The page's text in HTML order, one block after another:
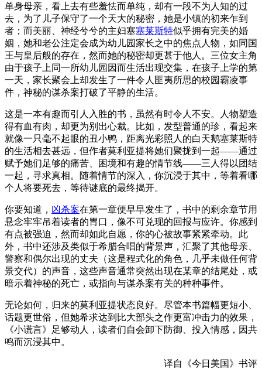
单身母亲，看上去有些羞怯而单纯，却有一段不为人知的过
去，为了儿子保守了一个天大的秘密，她是小镇的初来乍到
者；而美丽、神经兮兮的主妇塞塞莱斯特似乎拥有完美的婚
姻，她和老公注定会成为幼儿园家长之中的焦点人物，如同国
王与皇后般的存在，然而她的秘密却更甚于他人。三位女主角
由于孩子上同一所幼儿园因而生活出现交集，在孩子上学的第
一天，家长聚会上却发生了一件令人匪夷所思的校园霸凌事
件，神秘的谋杀案打破了平静的生活。
这是一本有趣而引人入胜的书，虽然有时令人不安。人物塑造
得有血有肉，却更为别出心裁。比如，发型普通的珍，看起来
就像一只毫不起眼的丑小鸭，距离光彩照人的白天鹅塞莱斯特
的生活相去甚远，但作者莫利亚提将她们聚拢到一起——通过
赋予她们足够的痛苦、困境和有趣的情节线——三人得以团结
一起，寻求真相。随着情节的深入，你沉浸于其中，等着看哪
个人将要死去，等待谜底的最终揭开。
你要知道， 凶杀案在第一章便早早发生了，书中的剩余章节用
悬念牢牢吊着读者的胃口，像不可兑现的回报与应许。你感到
有点被强迫，然而却如此自愿，你的心被故事紧紧牵动。此
外，书中还涉及类似于希腊合唱的背景声，汇聚了其他母亲、
警察和偶尔出现的丈夫（这是程式化的角色，几乎未做任何背
景交代）的声音，这些声音通常突然出现在某章的结尾处，或
暗示着神秘的死亡，或指向与谋杀案有关的种种事件。
无论如何，归来的莫利亚提状态良好。尽管本书篇幅更短小、
话题更世俗，但她希求达到比大部头之作更富冲击力的效果，
《小谎言》足够动人，读者们自会卸下防御、投入情感，因共
鸣而沉浸其中。
译自《今日美国》书评